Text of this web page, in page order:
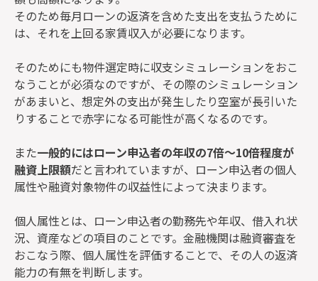
そのため毎月ローンの返済を含めた支出を支払うために
は、それを上回る家賃収入が必要になります。
そのためにも物件選定時に収支シミュレーションをおこ
なうことが必須なのですが、その際のシミュレーション
があまいと、想定外の支出が発生したり空室が長引いた
りすることで赤字になる可能性が高くなるのです。
また一般的にはローン申込者の年収の7倍～10倍程度が
融資上限額だと言われていますが、ローン申込者の個人
属性や融資対象物件の収益性によって決まります。
個人属性とは、ローン申込者の勤務先や年収、借入れ状
況、資産などの項目のことです。金融機関は融資審査を
おこなう際、個人属性を評価することで、その人の返済
能力の有無を判断します。